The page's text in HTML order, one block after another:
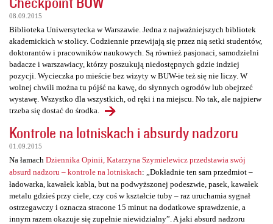
08.09.2015
Biblioteka Uniwersytecka w Warszawie. Jedna z najważniejszych bibliotek
akademickich w stolicy. Codziennie przewijają się przez nią setki studentów,
doktorantów i pracowników naukowych. Są również pasjonaci, samodzielni
badacze i warszawiacy, którzy poszukują niedostępnych gdzie indziej
pozycji. Wycieczka po mieście bez wizyty w BUW-ie też się nie liczy. W
wolnej chwili można tu pójść na kawę, do słynnych ogrodów lub obejrzeć
wystawę. Wszystko dla wszystkich, od ręki i na miejscu. No tak, ale najpierw
trzeba się dostać do środka.
Kontrole na lotniskach i absurdy nadzoru
01.09.2015
Na łamach Dziennika Opinii, Katarzyna Szymielewicz przedstawia swój
absurd nadzoru – kontrole na lotniskach: „Dokładnie ten sam przedmiot –
ładowarka, kawałek kabla, but na podwyższonej podeszwie, pasek, kawałek
metalu gdzieś przy ciele, czy coś w kształcie tuby – raz uruchamia sygnał
ostrzegawczy i oznacza stracone 15 minut na dodatkowe sprawdzenie, a
innym razem okazuje się zupełnie niewidzialny”. A jaki absurd nadzoru